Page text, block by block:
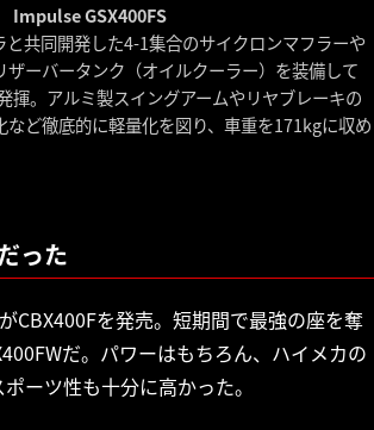
Impulse GSX400FS
と共同開発した4-1集合のサイクロンマフラーや
ザーバータンク（オイルクーラー）を装備して
揮。アルミ製スイングアームやリヤブレーキの
など徹底的に軽量化を図り、車重を171kgに収め
った
CBX400Fを発売。短期間で最強の座を奪
だ。パワーはもちろん、ハイメカの
ーツ性も十分に高かった。